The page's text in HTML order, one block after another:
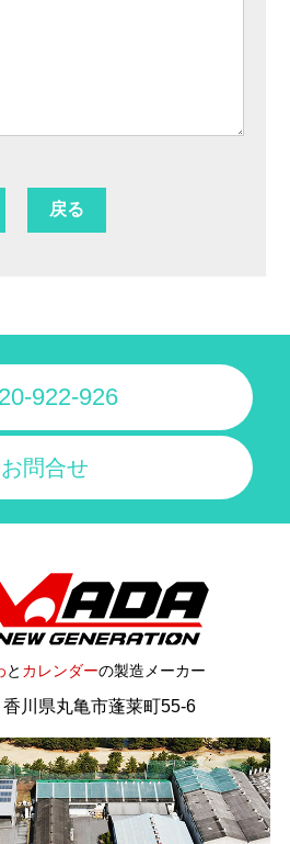
922-926
お問合せ
と カレンダーの製造メーカー
川県丸亀市蓬莱町55-6